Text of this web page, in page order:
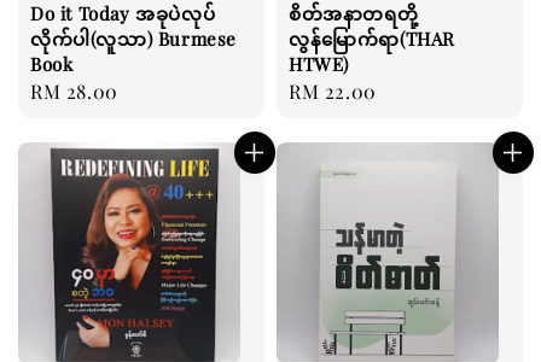
Do it Today အခုပဲလုပ်
လိုက်ပါ(လူသာ) Burmese
Book
Regular
RM 28.00
စိတ်အနာတရတို့
လွန်မြောက်ရာ(THAR
HTWE)
Regular
RM 22.00